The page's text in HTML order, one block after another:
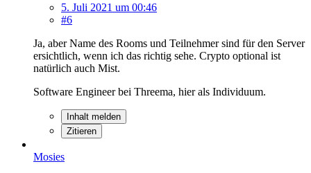
5. Juli 2021 um 00:46
#6
Ja, aber Name des Rooms und Teilnehmer sind für den Server
ersichtlich, wenn ich das richtig sehe. Crypto optional ist
natürlich auch Mist.
Software Engineer bei Threema, hier als Individuum.
Inhalt melden
Zitieren
Mosies